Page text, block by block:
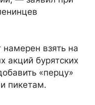
взять на
акций бурятских
«перцу»
пикетам.